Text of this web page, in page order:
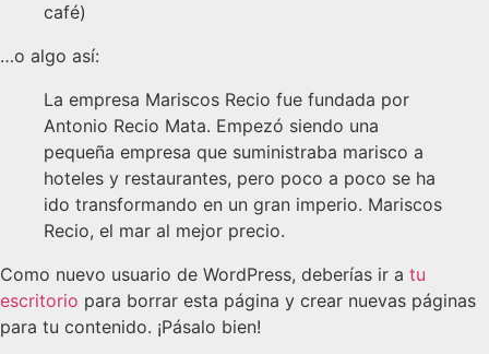
café)
…o algo así:
La empresa Mariscos Recio fue fundada por
Antonio Recio Mata. Empezó siendo una
pequeña empresa que suministraba marisco a
hoteles y restaurantes, pero poco a poco se ha
ido transformando en un gran imperio. Mariscos
Recio, el mar al mejor precio.
Como nuevo usuario de WordPress, deberías ir a tu
escritorio para borrar esta página y crear nuevas páginas
para tu contenido. ¡Pásalo bien!